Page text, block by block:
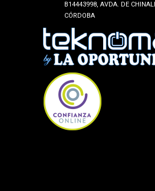
B14443998, AVDA. DE
CÓRDOBA